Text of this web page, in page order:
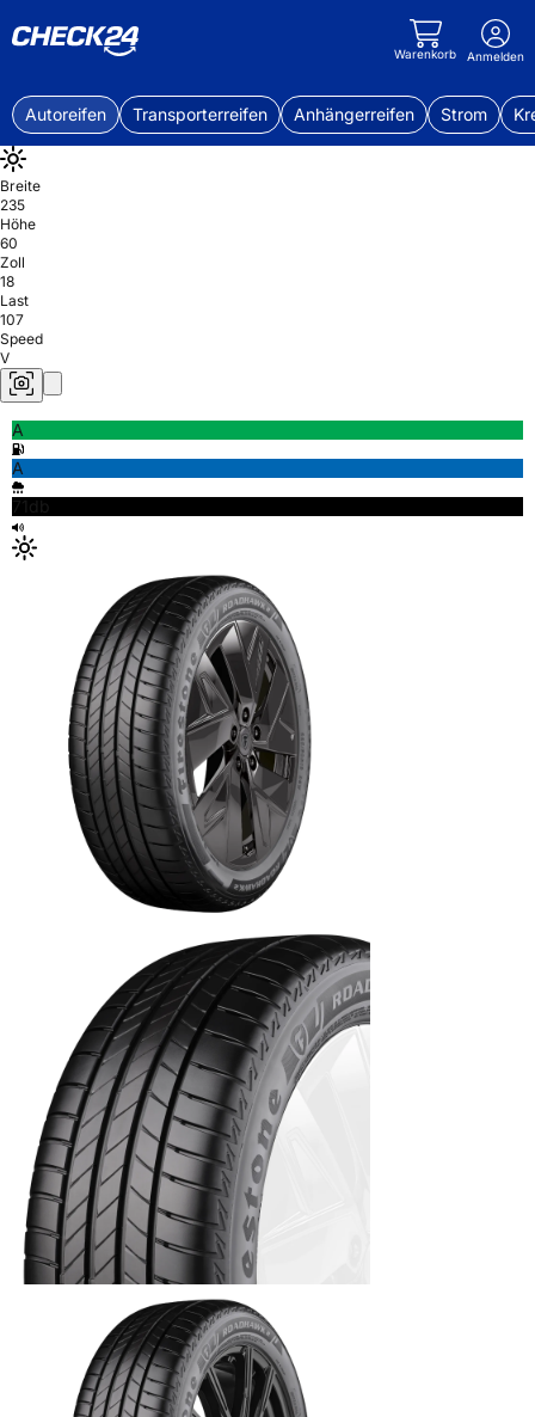
Warenkorb Anmelden
Autoreifen Transporterreifen Anhängerreifen Strom
Breite
235
Höhe
60
Zoll
18
Last
107
Speed
V
A
A
71db